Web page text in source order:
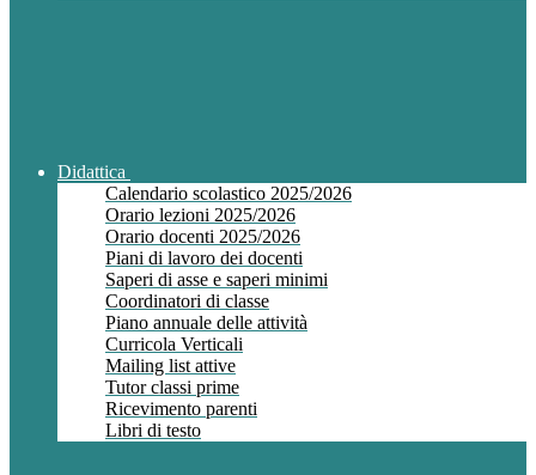
Didattica
Calendario scolastico 2025/2026
Orario lezioni 2025/2026
Orario docenti 2025/2026
Piani di lavoro dei docenti
Saperi di asse e saperi minimi
Coordinatori di classe
Piano annuale delle attività
Curricola Verticali
Mailing list attive
Tutor classi prime
Ricevimento parenti
Libri di testo